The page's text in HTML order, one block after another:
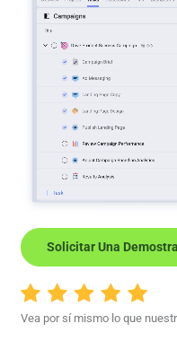
Solicitar Una
Vea por sí mismo lo que